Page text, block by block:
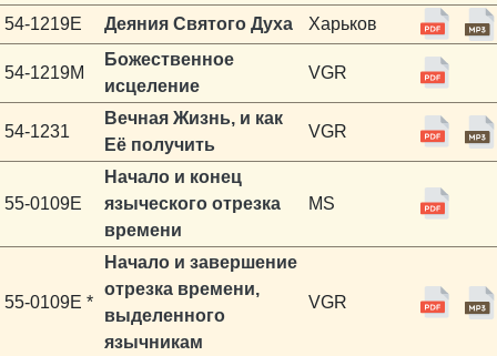
54-1219E Деяния Святого Духа Харьков
54-1219M
Божественное
исцеление
VGR
54-1231
Вечная Жизнь, и как
Её получить
VGR
55-0109E
Начало и конец
языческого отрезка
времени
MS
55-0109E *
Начало и завершение
отрезка времени,
выделенного
язычникам
VGR